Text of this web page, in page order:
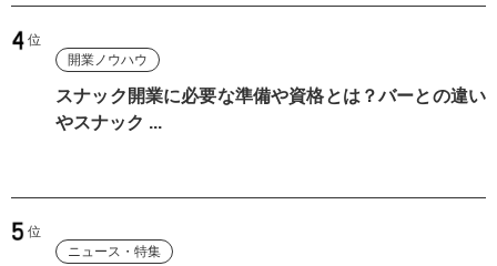
開業ノウハウ
スナック開業に必要な準備や資格とは？バーとの違い
やスナック ...
ニュース・特集